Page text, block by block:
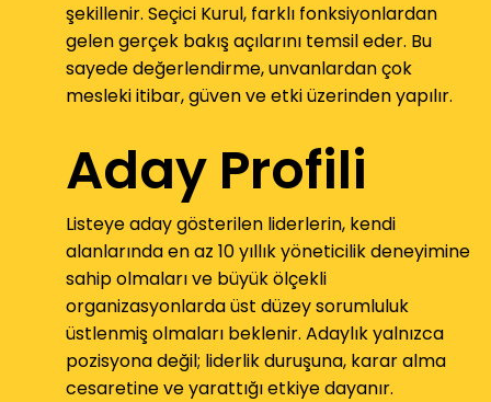
şekillenir. Seçici Kurul, farklı fonksiyonlardan
gelen gerçek bakış açılarını temsil eder. Bu
sayede değerlendirme, unvanlardan çok
mesleki itibar, güven ve etki üzerinden yapılır.
Aday Profili
Listeye aday gösterilen liderlerin, kendi
alanlarında en az 10 yıllık yöneticilik deneyimine
sahip olmaları ve büyük ölçekli
organizasyonlarda üst düzey sorumluluk
üstlenmiş olmaları beklenir. Adaylık yalnızca
pozisyona değil; liderlik duruşuna, karar alma
cesaretine ve yarattığı etkiye dayanır.